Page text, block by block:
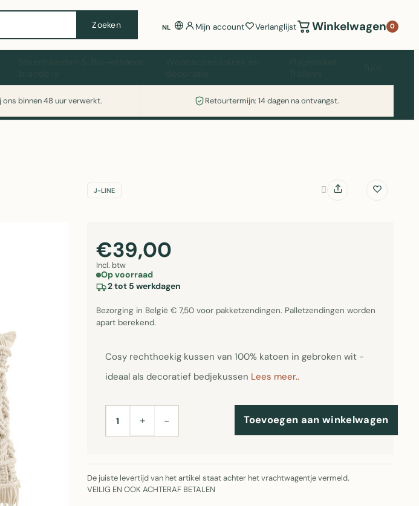
Zoeken NL Mijn account Verlanglijst Winkelwagen 0
binnen 48 uur verwerkt. Retourtermijn: 14 dagen na ontvangst.
alle prijzen op Witgoedaanbod.nl
J-LINE
€39,00
Incl. btw
Op voorraad
2 tot 5 werkdagen
Bezorging in België € 7,50 voor pakketzendingen. Palletzendingen worden
apart berekend.
Cosy rechthoekig kussen van 100% katoen in gebroken wit -
ideaal als decoratief bedjekussen Lees meer..
AANTAL+ − Toevoegen aan winkelwagen
De juiste levertijd van het artikel staat achter het vrachtwagentje vermeld.
VEILIG EN OOK ACHTERAF BETALEN